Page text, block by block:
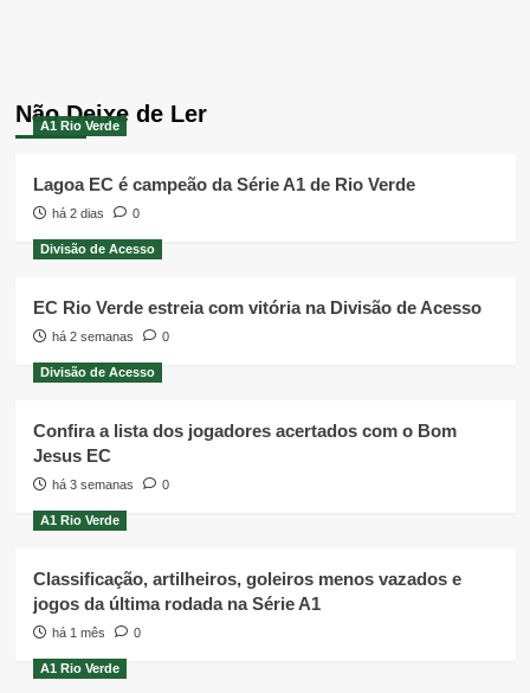
Não Deixe de Ler
A1 Rio Verde
Lagoa EC é campeão da Série A1 de Rio Verde
há 2 dias 0
Divisão de Acesso
EC Rio Verde estreia com vitória na Divisão de Acesso
há 2 semanas 0
Divisão de Acesso
Confira a lista dos jogadores acertados com o Bom
Jesus EC
há 3 semanas 0
A1 Rio Verde
Classificação, artilheiros, goleiros menos vazados e
jogos da última rodada na Série A1
há 1 mês 0
A1 Rio Verde